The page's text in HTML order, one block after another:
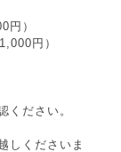
）
円）
ください。
しくださいま